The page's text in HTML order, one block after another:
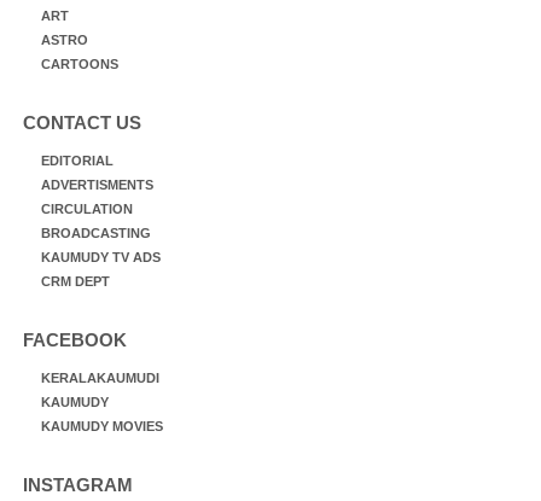
ART
ASTRO
CARTOONS
CONTACT US
EDITORIAL
ADVERTISMENTS
CIRCULATION
BROADCASTING
KAUMUDY TV ADS
CRM DEPT
FACEBOOK
KERALAKAUMUDI
KAUMUDY
KAUMUDY MOVIES
INSTAGRAM